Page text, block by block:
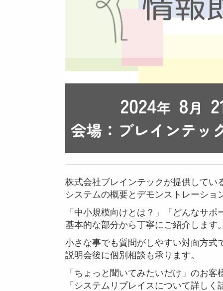
株式会社ブレインテックが提供してい
システムの概要とデモンストレーシ
「中小規模向けとは？」「どんなサ
基本的な部分から丁寧にご紹介します
小さな事でも質問がしやすい対面方式
説明会後に個別相談も承ります。
「ちょっと聞いてみたいだけ」のお客
「システムリプレイスについて詳し